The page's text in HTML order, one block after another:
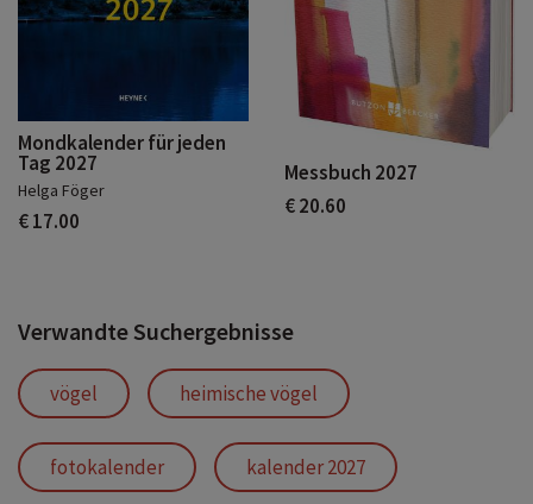
Mondkalender für jeden
Tag 2027
Helga Föger
€ 17.00
Messbuch 2027
€ 20.60
Verwandte Suchergebnisse
vögel heimische vögel
fotokalender kalender 2027